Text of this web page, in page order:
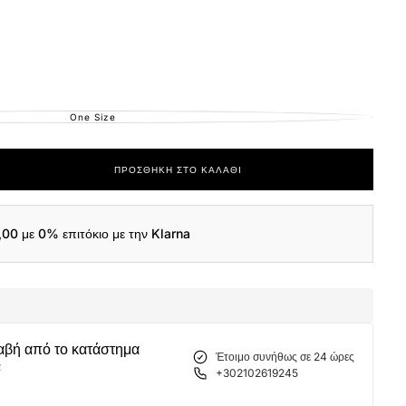
One Size
ΕΚΤΌΣ
ΠΡΟΣΘΉΚΗ ΣΤΟ ΚΑΛΆΘΙ
με 0% επιτόκιο με την Klarna
από το κατάστημα
Έτοιμο συνήθως σε 24 ώρες
+302102619245